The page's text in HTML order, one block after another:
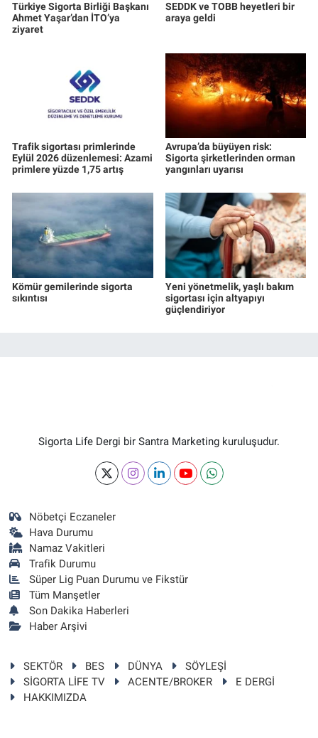
Türkiye Sigorta Birliği Başkanı
Ahmet Yaşar’dan İTO’ya
ziyaret
SEDDK ve TOBB heyetleri bir
araya geldi
Trafik sigortası primlerinde
Eylül 2026 düzenlemesi: Azami
primlere yüzde 1,75 artış
Avrupa’da büyüyen risk:
Sigorta şirketlerinden orman
yangınları uyarısı
Kömür gemilerinde sigorta
sıkıntısı
Yeni yönetmelik, yaşlı bakım
sigortası için altyapıyı
güçlendiriyor
Sigorta Life Dergi bir Santra Marketing kuruluşudur.
Nöbetçi Eczaneler
Hava Durumu
Namaz Vakitleri
Trafik Durumu
Süper Lig Puan Durumu ve Fikstür
Tüm Manşetler
Son Dakika Haberleri
Haber Arşivi
SEKTÖR BES DÜNYA
SÖYLEŞİ
SİGORTA LİFE TV
ACENTE/BROKER
E DERGİ
HAKKIMIZDA